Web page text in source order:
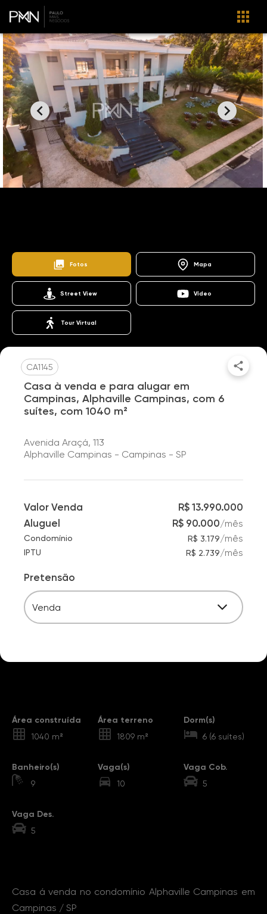
Fotos Mapa
Street View Vídeo
Tour Virtual
CA1145
Casa à venda e para alugar em
Campinas, Alphaville Campinas, com 6
suítes, com 1040 m²
Avenida Araçá, 113
Alphaville Campinas - Campinas - SP
Valor Venda
R$ 13.990.000
Aluguel
R$ 90.000/mês
Condomínio R$ 3.179/mês
IPTU R$ 2.739/mês
Pretensão
Venda
Área construída
1040 m²
Área terreno
1809 m²
Dorm(s)
6 (6 suítes)
Banheiro(s)
9
Vaga(s)
10
Vaga Cob.
5
Vaga Des.
5
Casa á venda no condomínio Alphaville Campinas em
Campinas / SP